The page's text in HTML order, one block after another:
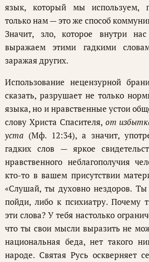
язык, который мы используем,
только нам — это же способ
Значит, зло, которое внутри
выражаем этими гадкими
заражая других.
Использование нецензурной
сказать, разрушает не только
языка, но и нравственные устои
слову Христа Спасителя, от
уста (Мф. 12:34), а значит,
гадких слов — яркое
нравственного неблагополучия
кто-то в вашем присутствии
«Слушай, ты духовно нездоров.
пойди, либо к психиатру. Почему
эти слова? У тебя настолько
что ты свои мысли выразить не
национальная беда, нет такого
народе. Святая Русь оскверняет